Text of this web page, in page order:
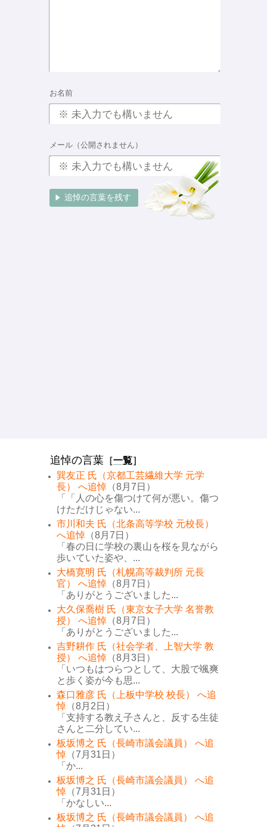
お名前
メール（公開されません）
追悼の言葉 ［一覧］
巽友正 氏（京都工芸繊維大学 元学
長） へ追悼 （8月7日）
「「人の心を傷つけて何が悪い。傷つ
けただけじゃない...
市川和夫 氏（北条高等学校 元校長）
へ追悼 （8月7日）
「春の日に学校の裏山を桜を見ながら
歩いていた姿や、...
大橋寛明 氏（札幌高等裁判所 元長
官） へ追悼 （8月7日）
「ありがとうございました...
大久保喬樹 氏（東京女子大学 名誉教
授） へ追悼 （8月7日）
「ありがとうございました...
吉野耕作 氏（社会学者、上智大学 教
授） へ追悼 （8月3日）
「いつもはつらつとして、大股で颯爽
と歩く姿が今も思...
森口雅彦 氏（上板中学校 校長） へ追
悼 （8月2日）
「支持する教え子さんと、反する生徒
さんと二分してい...
板坂博之 氏（長崎市議会議員） へ追
悼 （7月31日）
「か...
板坂博之 氏（長崎市議会議員） へ追
悼 （7月31日）
「かなしい...
板坂博之 氏（長崎市議会議員） へ追